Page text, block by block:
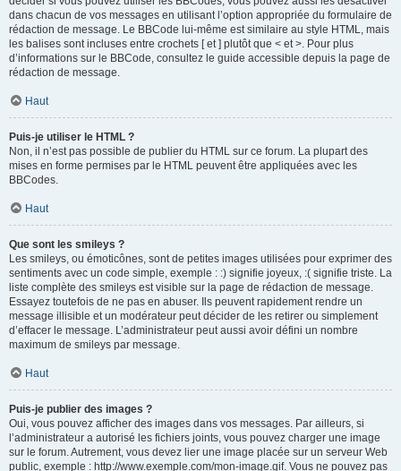
dans chacun de vos messages en utilisant l’option appropriée du formulaire de
rédaction de message. Le BBCode lui-même est similaire au style HTML, mais
les balises sont incluses entre crochets [ et ] plutôt que < et >. Pour plus
d’informations sur le BBCode, consultez le guide accessible depuis la page de
rédaction de message.
Haut
Puis-je utiliser le HTML ?
Non, il n’est pas possible de publier du HTML sur ce forum. La plupart des
mises en forme permises par le HTML peuvent être appliquées avec les
BBCodes.
Haut
Que sont les smileys ?
Les smileys, ou émoticônes, sont de petites images utilisées pour exprimer des
sentiments avec un code simple, exemple : :) signifie joyeux, :( signifie triste. La
liste complète des smileys est visible sur la page de rédaction de message.
Essayez toutefois de ne pas en abuser. Ils peuvent rapidement rendre un
message illisible et un modérateur peut décider de les retirer ou simplement
d’effacer le message. L’administrateur peut aussi avoir défini un nombre
maximum de smileys par message.
Haut
Puis-je publier des images ?
Oui, vous pouvez afficher des images dans vos messages. Par ailleurs, si
l’administrateur a autorisé les fichiers joints, vous pouvez charger une image
sur le forum. Autrement, vous devez lier une image placée sur un serveur Web
public, exemple : http://www.exemple.com/mon-image.gif. Vous ne pouvez pas